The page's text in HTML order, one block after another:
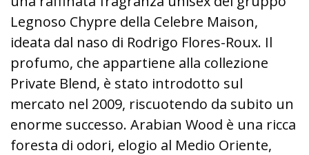
Legnoso Chypre della Celebre Maison,
ideata dal naso di Rodrigo Flores-Roux. Il
profumo, che appartiene alla collezione
Private Blend, è stato introdotto sul
mercato nel 2009, riscuotendo da subito un
enorme successo. Arabian Wood è una ricca
foresta di odori, elogio al Medio Oriente,